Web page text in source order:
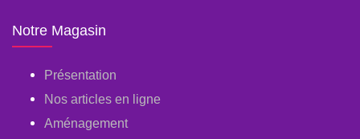
Notre Magasin
Présentation
Nos articles en ligne
Aménagement